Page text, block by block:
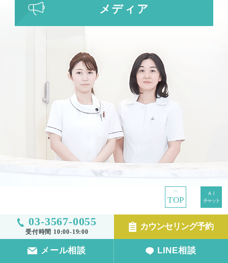
TOP
03-3567-0055
受付時間 10:00-19:00
カウンセリング予約
メール相談 LINE相談
メディア